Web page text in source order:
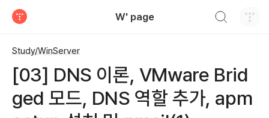
W' page
Study/WinServer
[03] DNS 이론, VMware Brid
ged 모드, DNS 역할 추가, apm